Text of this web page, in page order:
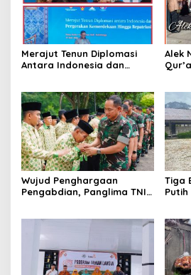
Merajut Tenun Diplomasi
Antara Indonesia dan
Alek
Wujud Penghargaan
Pengabdian, Panglima TNI
Tiga
Putih